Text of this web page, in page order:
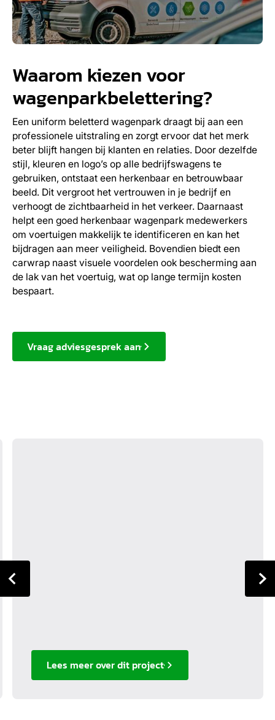
Waarom kiezen voor
wagenparkbelettering?
Een uniform beletterd wagenpark draagt bij aan een
professionele uitstraling en zorgt ervoor dat het merk
beter blijft hangen bij klanten en relaties. Door dezelfde
stijl, kleuren en logo’s op alle bedrijfswagens te
gebruiken, ontstaat een herkenbaar en betrouwbaar
beeld. Dit vergroot het vertrouwen in je bedrijf en
verhoogt de zichtbaarheid in het verkeer. Daarnaast
helpt een goed herkenbaar wagenpark medewerkers
om voertuigen makkelijk te identificeren en kan het
bijdragen aan meer veiligheid. Bovendien biedt een
carwrap naast visuele voordelen ook bescherming aan
de lak van het voertuig, wat op lange termijn kosten
bespaart.
Vraag adviesgesprek aan
Lees meer over dit project